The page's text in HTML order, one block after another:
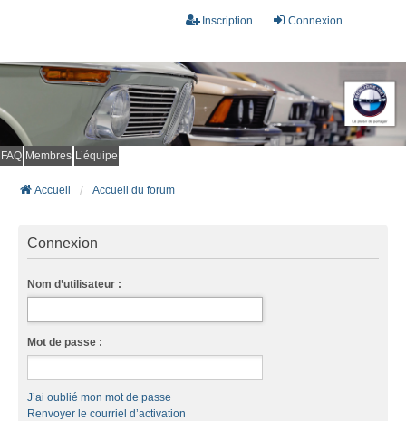
Connexion
Inscription
FAQ Membres L’équipe
Accueil Accueil du forum
Connexion
Nom d’utilisateur :
Mot de passe :
J’ai oublié mon mot de passe
Renvoyer le courriel d’activation